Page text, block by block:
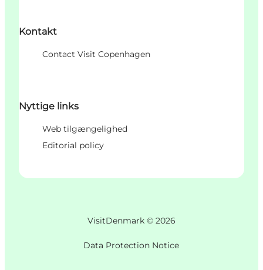
Kontakt
Contact Visit Copenhagen
Nyttige links
Web tilgængelighed
Editorial policy
VisitDenmark © 2026
Data Protection Notice